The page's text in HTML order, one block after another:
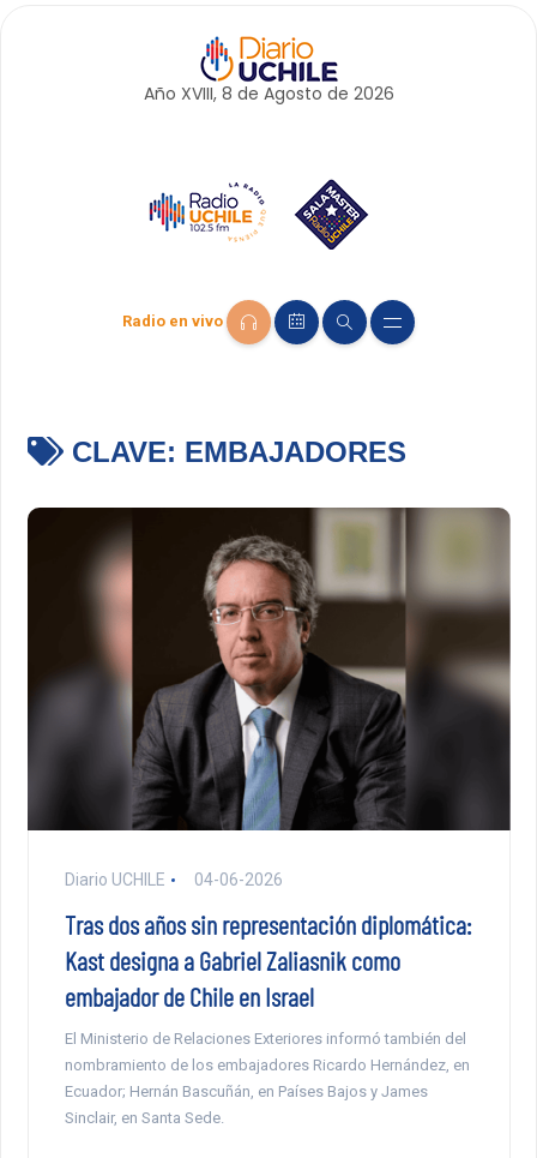
Año XVIII, 8 de Agosto de 2026
Radio en vivo
CLAVE: EMBAJADORES
Diario UCHILE 04-06-2026
Tras dos años sin representación diplomática:
Kast designa a Gabriel Zaliasnik como
embajador de Chile en Israel
El Ministerio de Relaciones Exteriores informó también del
nombramiento de los embajadores Ricardo Hernández, en
Ecuador; Hernán Bascuñán, en Países Bajos y James
Sinclair, en Santa Sede.